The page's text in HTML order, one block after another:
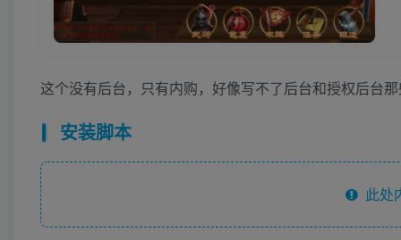
这个没有后台，只有内购，好像写不了后台和授权后台
安装脚本
此处